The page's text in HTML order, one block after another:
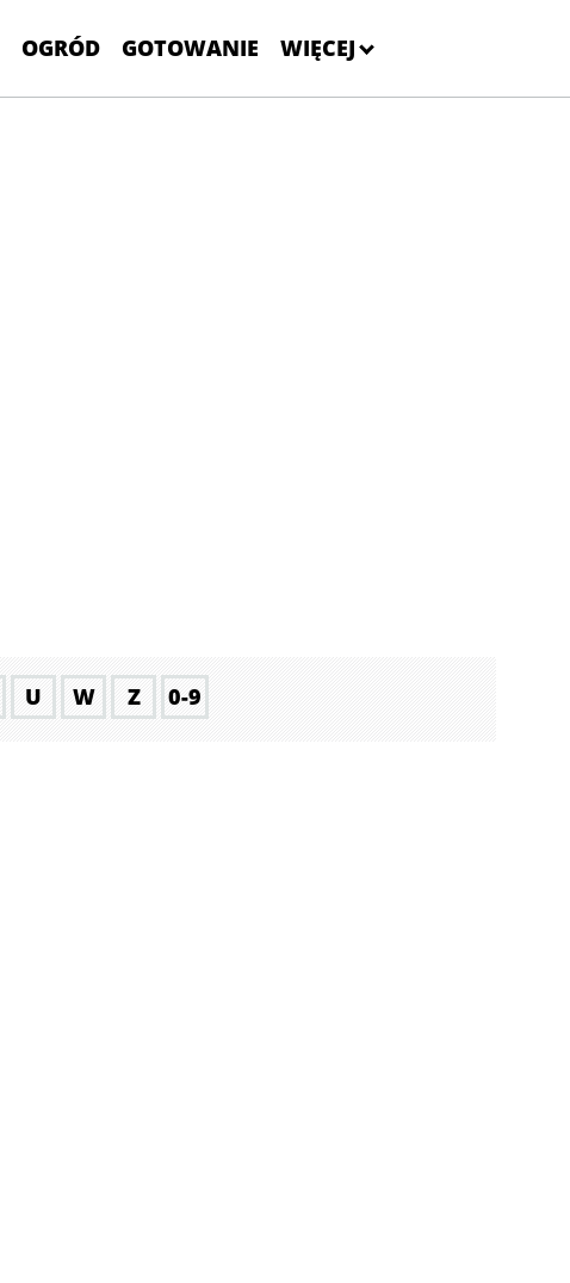
OGRÓD GOTOWANIE WIĘCEJ
U W Z 0-9